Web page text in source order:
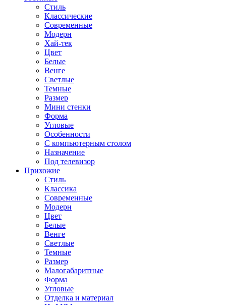
Стиль
Классические
Современные
Модерн
Хай-тек
Цвет
Белые
Венге
Светлые
Темные
Размер
Мини стенки
Форма
Угловые
Особенности
С компьютерным столом
Назначение
Под телевизор
Прихожие
Стиль
Классика
Современные
Модерн
Цвет
Белые
Венге
Светлые
Темные
Размер
Малогабаритные
Форма
Угловые
Отделка и материал